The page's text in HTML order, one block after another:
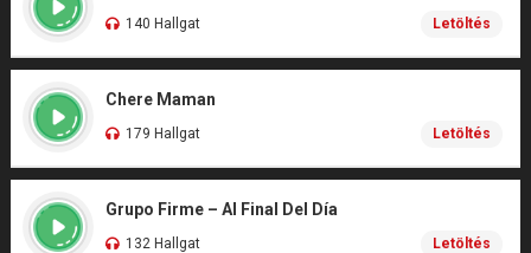
140 Hallgat Letöltés
Chere Maman
179 Hallgat Letöltés
Grupo Firme – Al Final Del Día
132 Hallgat Letöltés